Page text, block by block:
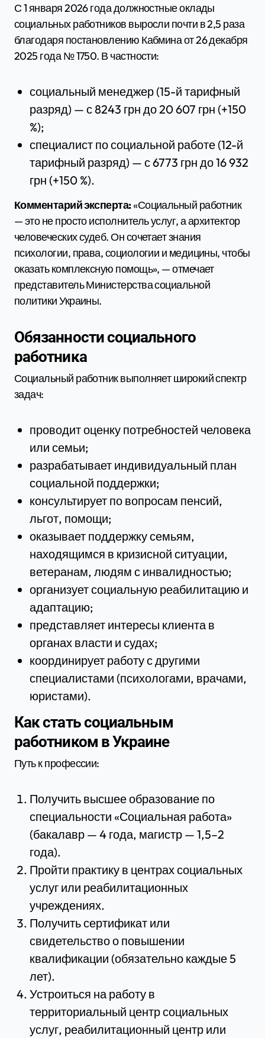
С 1 января 2026 года должностные оклады
социальных работников выросли почти в 2,5 раза
благодаря постановлению Кабмина от 26 декабря
2025 года № 1750. В частности:
социальный менеджер (15-й тарифный
разряд) — с 8243 грн до 20 607 грн (+150
%);
специалист по социальной работе (12-й
тарифный разряд) — с 6773 грн до 16 932
грн (+150 %).
Комментарий эксперта:«Социальный работник
— это не просто исполнитель услуг, а архитектор
человеческих судеб. Он сочетает знания
психологии, права, социологии и медицины, чтобы
оказать комплексную помощь», — отмечает
представитель Министерства социальной
политики Украины.
Обязанности социального
работника
Социальный работник выполняет широкий спектр
задач:
проводит оценку потребностей человека
или семьи;
разрабатывает индивидуальный план
социальной поддержки;
консультирует по вопросам пенсий,
льгот, помощи;
оказывает поддержку семьям,
находящимся в кризисной ситуации,
ветеранам, людям с инвалидностью;
организует социальную реабилитацию и
адаптацию;
представляет интересы клиента в
органах власти и судах;
координирует работу с другими
специалистами (психологами, врачами,
юристами).
Как стать социальным
работником в Украине
Путь к профессии:
Получить высшее образование по
специальности «Социальная работа»
(бакалавр — 4 года, магистр — 1,5–2
года).
Пройти практику в центрах социальных
услуг или реабилитационных
учреждениях.
Получить сертификат или
свидетельство о повышении
квалификации (обязательно каждые 5
лет).
Устроиться на работу в
территориальный центр социальных
услуг, реабилитационный центр или